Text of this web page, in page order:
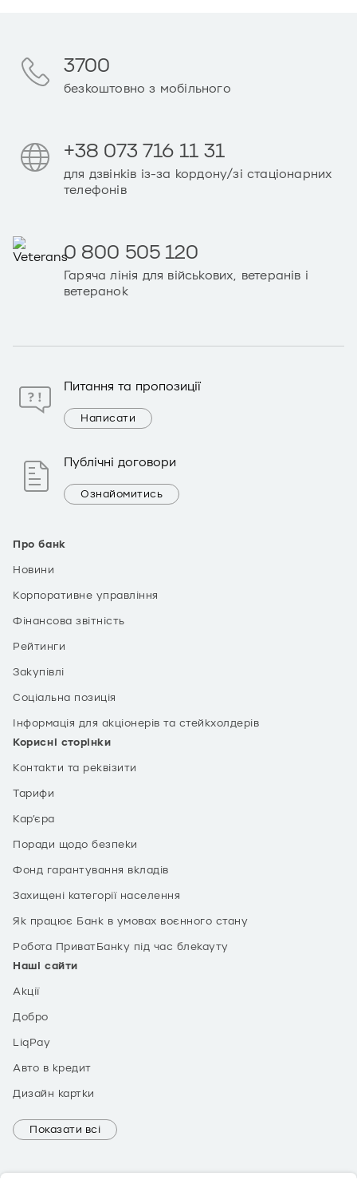
Про банк
Новини
Корпоративне управління
Фінансова звітність
Рейтинги
Закупівлі
Соціальна позиція
Інформація для акціонерів та стейкхолдерів
Корисні сторінки
Контакти та реквізити
Тарифи
Кар’єра
Поради щодо безпеки
Фонд гарантування вкладів
Захищені категорії населення
Як працює Банк в умовах воєнного стану
Робота ПриватБанку під час блекауту
Наші сайти
Акції
Добро
LiqPay
Авто в кредит
Дизайн картки
Показати всі
3700
безкоштовно з мобільного
+38 073 716 11 31
для дзвінків із-за кордону/зі стаціонарних
телефонів
0 800 505 120
Гаряча лінія для військових, ветеранів і
ветеранок
Питання та пропозиції
Написати
Публічні договори
Ознайомитись